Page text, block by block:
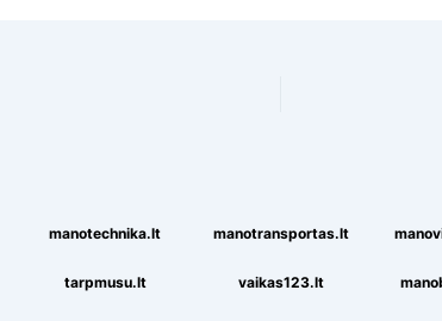
manotechnika.lt manotransportas.lt
tarpmusu.lt vaikas123.lt